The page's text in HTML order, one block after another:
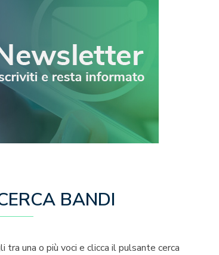
BANDI
tra una o più voci e clicca il pulsante cerca